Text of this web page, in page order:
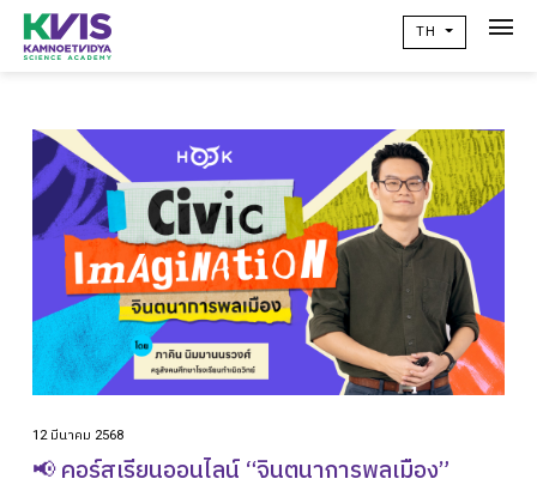
TH
เกี่ยวกับเรา
วิจัยผลสัมฤทธิ์ทางการเรียน
ข่าวสาร
เเคมปัสไลฟ์
คอมมูนิตี้
ติดต่อเรา
alumni
12 มีนาคม 2568
📢 คอร์สเรียนออนไลน์ “จินตนาการพลเมือง”